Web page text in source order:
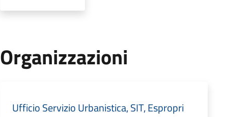
Organizzazioni
Ufficio Servizio Urbanistica, SIT, Espropri